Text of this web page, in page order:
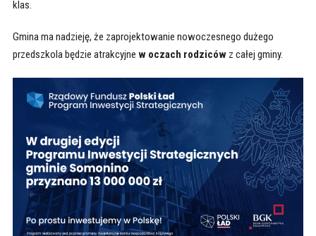
klas.
Gmina ma nadzieję, że zaprojektowanie nowoczesnego dużego
przedszkola będzie atrakcyjne w oczach rodzicówz całej gminy.